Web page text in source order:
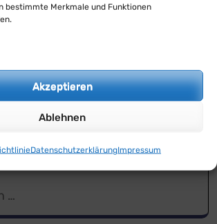
bestimmte Merkmale und Funktionen
Akzeptieren
Ablehnen
DatenschutzerklärungImpressum
zu empfehlen.
Unser Besuch im
Zoo